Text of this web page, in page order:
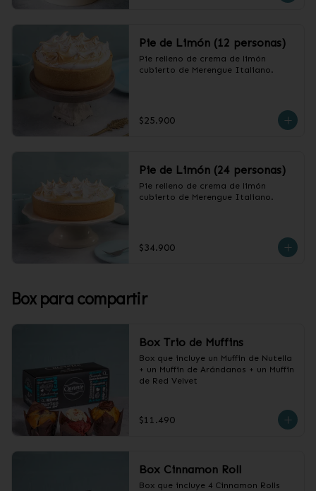
Pie de Limón (12 personas)
Pie relleno de crema de limón
cubierto de Merengue Italiano.
$25.900
Pie de Limón (24 personas)
Pie relleno de crema de limón
cubierto de Merengue Italiano.
$34.900
Box para compartir
Box Trio de Muffins
Box que incluye un Muffin de Nutella
+ un Muffin de Arándanos + un Muffin
de Red Velvet
$11.490
Box Cinnamon Roll
Box que incluye 4 Cinnamon Rolls